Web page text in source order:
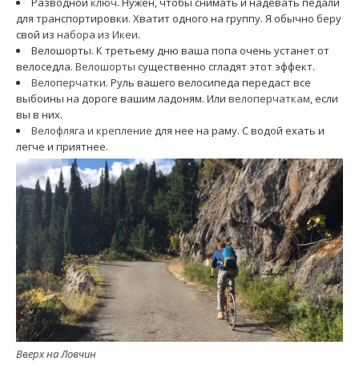
для транспортировки. Хватит одного на группу. Я обычно беру
свой из набора из Икеи.
Велошорты. К третьему дню ваша попа очень устанет от
велоседла. Велошорты существенно сгладят этот эффект.
Велоперчатки. Руль вашего велосипеда передаст все
выбоины на дороге вашим ладоням. Или велоперчаткам, если
вы в них.
Велофляга и крепление для нее на раму. С водой ехать и
легче и приятнее.
Вверх на Ловчин